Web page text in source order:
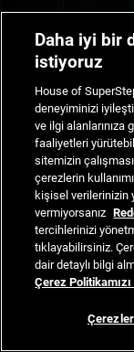
Daha iyi bir
istiyoruz
House of
deneyiminizi
ve ilgi
faaliyetleri
sitemizin
çerezlerin
kişisel verilerinizin
vermiyorsanız
tercihlerinizi
tıklayabilirsiniz.
dair detaylı bilgi
Çerez Politikamızı